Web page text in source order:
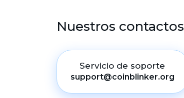
Nuestros contactos
Servicio de soporte
support@coinblinker.org